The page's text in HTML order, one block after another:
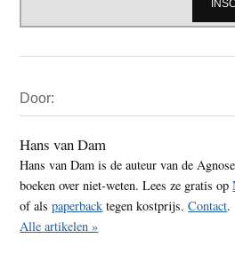
Sidebar
Door:
Hans van Dam
Hans van Dam is de auteur van de
boeken over niet-weten. Lees ze gratis op
of alspaperback tegen kostprijs.Contact.
Alle artikelen »